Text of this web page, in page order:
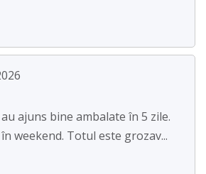
ajuns bine ambalate în 5 zile.
weekend. Totul este grozav...